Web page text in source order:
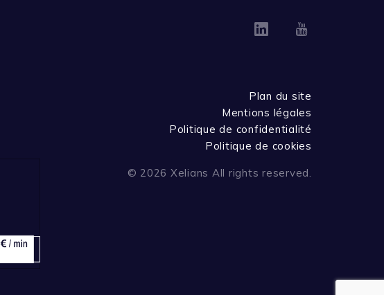
Linkedin
Plan du site
Mentions légales
Politique de confidentialité
Politique de cookies
© 2026 Xelians All rights reserved.